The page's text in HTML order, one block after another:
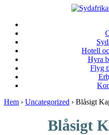
Main
Content
Hotell
Hyra
Flyg
Hem › Uncategorized › Blåsigt
Blåsigt